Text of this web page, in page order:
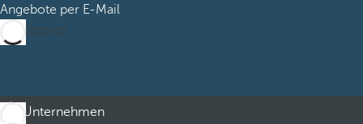
Angebote per E-Mail
Abonnieren
Unternehmen